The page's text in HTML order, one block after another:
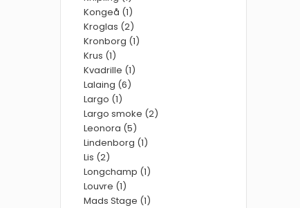
Kongeå (1)
Kroglas (2)
Kronborg (1)
Krus (1)
Kvadrille (1)
Lalaing (6)
Largo (1)
Largo smoke (2)
Leonora (5)
Lindenborg (1)
Lis (2)
Longchamp (1)
Louvre (1)
Mads Stage (1)